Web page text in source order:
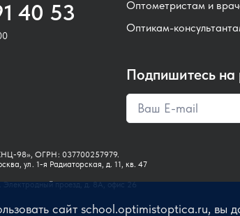
40 53
Оптометристам и
Оптикам-
Подпишитесь на
98», ОГРН: 037700257979.
ул. 1-я Радиаторская, д. 11, кв. 47
Электродный проезд, д. 8А, офис 26
сайт school.optimistoptica.ru, вы